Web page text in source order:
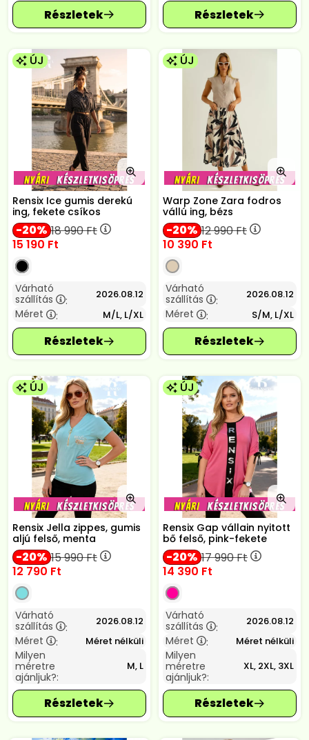
ÚJ
Rensix Ice gumis derekú
ing, fekete csíkos
20 18 990Ft
15 190 Ft
Várható
szállítás
: 2026.08.12
Méret : M/L, L/XL
ÚJ
Warp Zone Zara fodros
vállú ing, bézs
20 12 990Ft
10 390 Ft
Várható
szállítás
: 2026.08.12
Méret : S/M, L/XL
ÚJ
Rensix Jella zippes, gumis
aljú felső, menta
20 15 990Ft
12 790 Ft
Várható
szállítás
: 2026.08.12
Méret : Méret nélküli
Milyen
méretre
ajánljuk?:
M, L
ÚJ
Rensix Gap vállain nyitott
bő felső, pink-fekete
20 17 990Ft
14 390 Ft
Várható
szállítás
: 2026.08.12
Méret : Méret nélküli
Milyen
méretre
ajánljuk?:
XL, 2XL, 3XL